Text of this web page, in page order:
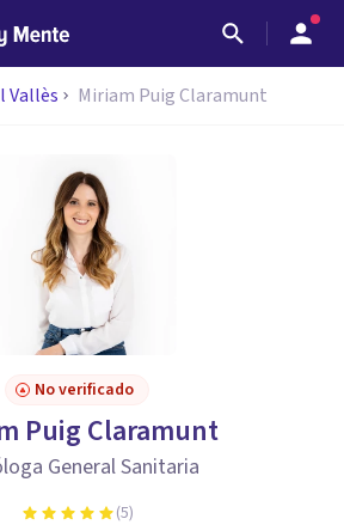
Vallès Miriam Puig Claramunt
No verificado
Puig Claramunt
General Sanitaria
(5)